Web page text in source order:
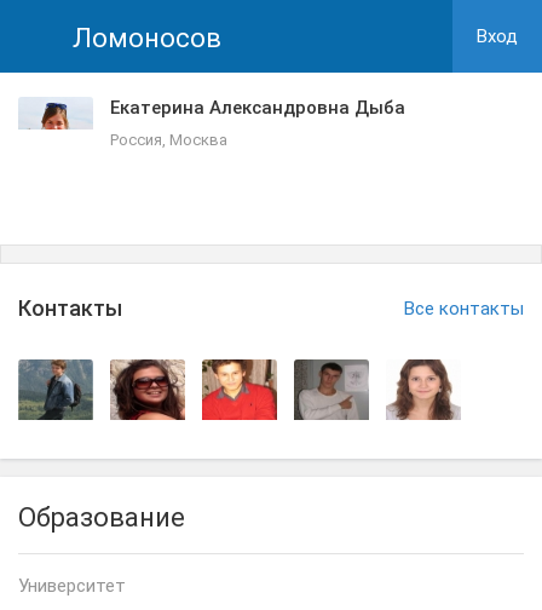
Ломоносов Вход
Екатерина Александровна Дыба
Россия, Москва
Контакты Все контакты
Образование
Университет